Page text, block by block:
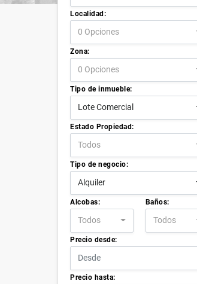
Localidad:
0 Opciones
Zona:
0 Opciones
Tipo de inmueble:
Lote Comercial
Estado Propiedad:
Todos
Tipo de negocio:
Alquiler
Alcobas:
Todos
Baños:
Todos
Precio desde:
Precio hasta: